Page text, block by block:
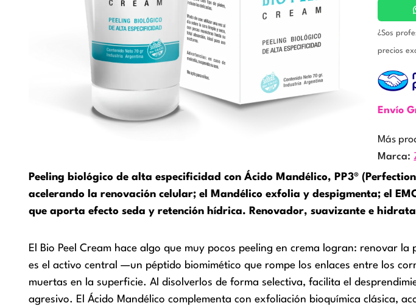
cantidad
¿Sos
precios
Envío
Más
Marca:
Peeling biológico de alta especificidad con Ácido Mandélico, PP3®
acelerando la renovación celular; el Mandélico exfolia y despigmenta; el
que aporta efecto seda y retención hídrica. Renovador, suavizante e
El Bio Peel Cream hace algo que muy pocos peeling en crema logran: renovar
es el activo central —un péptido biomimético que rompe los enlaces entre los
muertas en la superficie. Al disolverlos de forma selectiva, facilita el
agresivo. El Ácido Mandélico complementa con exfoliación bioquímica clásica,